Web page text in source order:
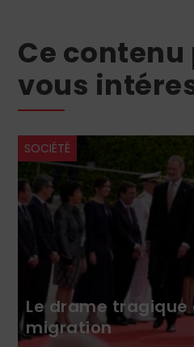
Ce
vous
SOCIÉTÉ
Le drame tragique
migration